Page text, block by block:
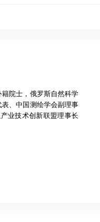
院士，俄罗斯自然科学
、中国测绘学会副理事
业技术创新联盟理事长